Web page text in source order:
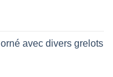
avec divers grelots